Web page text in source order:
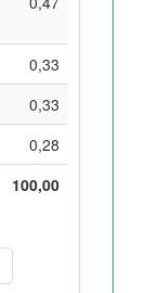
0,33
0,33
0,28
100,00